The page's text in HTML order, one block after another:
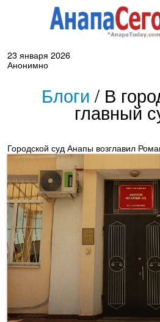
Об
Регистрация и
23 января 2026
Анонимно
Блоги / В
главный
Городской суд Анапы возглавил